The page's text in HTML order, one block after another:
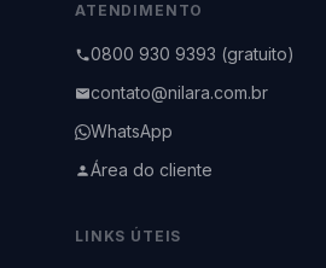
ATENDIMENTO
0800 930 9393 (gratuito)
contato@nilara.com.br
WhatsApp
Área do cliente
LINKS ÚTEIS